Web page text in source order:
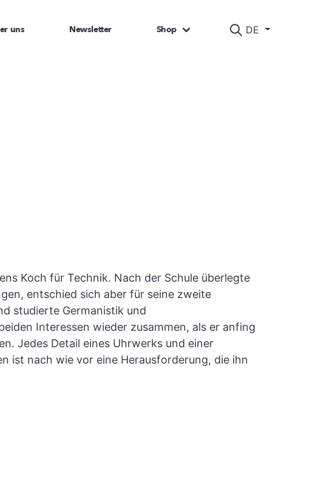
DE
uns Newsletter Shop
Koch für Technik. Nach der Schule überlegte
entschied sich aber für seine zweite
studierte Germanistik und
Interessen wieder zusammen, als er anfing
Jedes Detail eines Uhrwerks und einer
ist nach wie vor eine Herausforderung, die ihn